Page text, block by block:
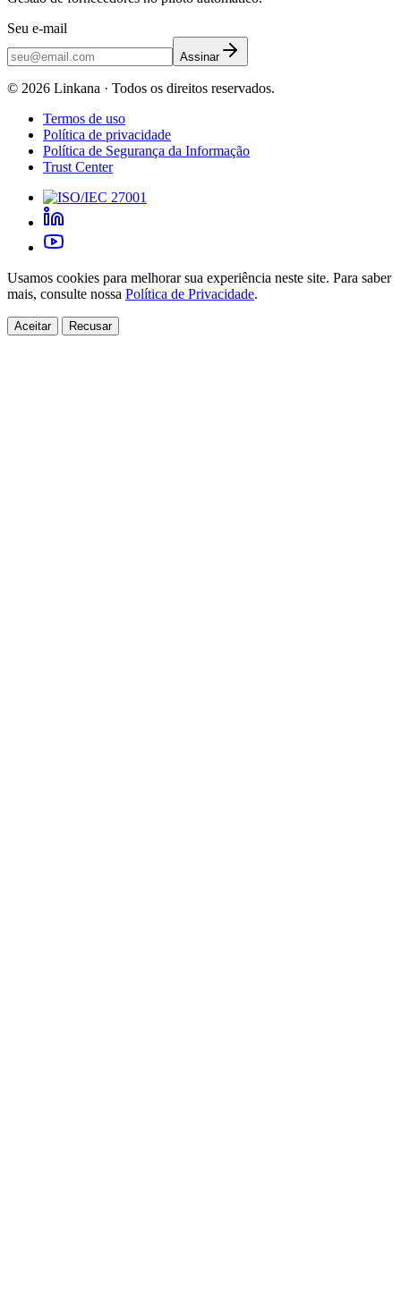
Seu e-mail
Assinar
© 2026 Linkana · Todos os direitos reservados.
Termos de uso
Política de privacidade
Política de Segurança da Informação
Trust Center
Usamos cookies para melhorar sua experiência neste site. Para saber
mais, consulte nossa Política de Privacidade.
Aceitar Recusar